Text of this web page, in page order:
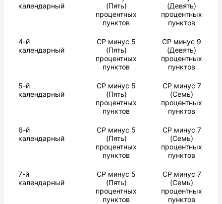
календарный
(Пять)
процентных
пунктов
(Девять)
процентных
пунктов
4-й
календарный
СР минус 5
(Пять)
процентных
пунктов
СР минус 9
(Девять)
процентных
пунктов
5-й
календарный
СР минус 5
(Пять)
процентных
пунктов
СР минус 7
(Семь)
процентных
пунктов
6-й
календарный
СР минус 5
(Пять)
процентных
пунктов
СР минус 7
(Семь)
процентных
пунктов
7-й
календарный
СР минус 5
(Пять)
процентных
пунктов
СР минус 7
(Семь)
процентных
пунктов